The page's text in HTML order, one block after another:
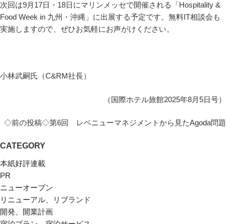
次回は9月17日・18日にマリンメッセで開催される「Hospitality &
Food Week in 九州・沖縄」に出展する予定です。無料IT相談会も
実施しますので、ぜひお気軽にお声がけください。
小林武嗣氏（C&RM社長）
（国際ホテル旅館2025年8月5日号）
◇前の投稿◇第6回 レベニューマネジメントから見たAgoda問題
CATEGORY
本紙好評連載
PR
ニューオープン
リニューアル、リブランド
開発、開業計画